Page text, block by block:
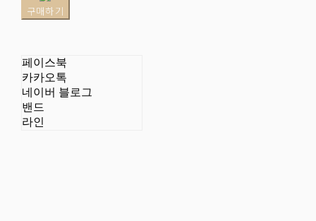
구매하기
페이스북
카카오톡
네이버 블로그
밴드
라인